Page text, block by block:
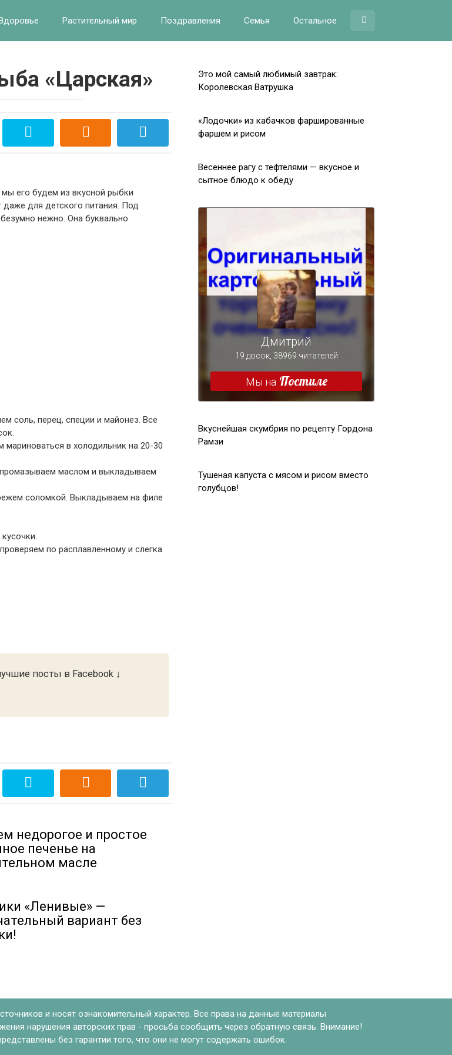
Растительный мир Поздравления Семья Остальное
«Царская»
его будем из вкусной рыбки
для детского питания. Под
нежно. Она буквально
соль, перец, специи и майонез. Все
в холодильник на 20-30
промазываем маслом и выкладываем
соломкой. Выкладываем на филе
по расплавленному и слегка
посты в Facebook ↓
недорогое и простое
печенье на
масле
«Ленивые» —
вариант без
Это мой самый любимый завтрак:
Королевская Ватрушка
«Лодочки» из кабачков фаршированные
фаршем и рисом
Весеннее рагу с тефтелями — вкусное и
сытное блюдо к обеду
Вкуснейшая скумбрия по рецепту Гордона
Рамзи
Тушеная капуста с мясом и рисом вместо
голубцов!
и носят ознакомительный характер. Все права на данные материалы
нарушения авторских прав - просьба сообщить через обратную связь. Внимание!
без гарантии того, что они не могут содержать ошибок.